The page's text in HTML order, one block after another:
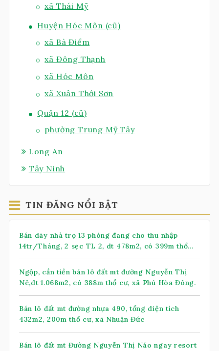
xã Thái Mỹ
Huyện Hóc Môn (cũ)
xã Bà Điểm
xã Đông Thạnh
xã Hóc Môn
xã Xuân Thới Sơn
Quận 12 (cũ)
phường Trung Mỹ Tây
Long An
Tây Ninh
TIN ĐĂNG NỔI BẬT
Bán dãy nhà trọ 13 phòng đang cho thu nhập
14tr/Tháng, 2 sẹc TL 2, dt 478m2, có 399m thổ
cư, xã Nhuận Đức (mới)
Ngộp, cần tiền bán lô đất mt đường Nguyễn Thị
Nê,dt 1.068m2, có 388m thổ cư, xã Phú Hòa Đông.
Bán lô đất mt đường nhựa 490, tổng diện tích
432m2, 200m thổ cư, xã Nhuận Đức
Bán lô đất mt Đường Nguyễn Thị Náo ngay resort